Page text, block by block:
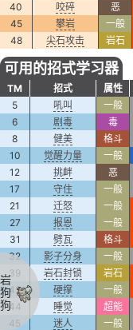
40
咬碎 恶
45
攀岩 一般
48
尖石攻击 岩石
可用的招式学习器
TM 招式 属性
5
吼叫 一般
6
剧毒 毒
8
健美 格斗
10
觉醒力量 一般
12
挑衅 恶
17
守住 一般
21
迁怒 一般
27
报恩 一般
31
劈瓦 格斗
32
影子分身 一般
39
岩石封锁 岩石
42
硬撑 一般
44
睡觉 超能
45
迷人 一般
岩
狗
狗